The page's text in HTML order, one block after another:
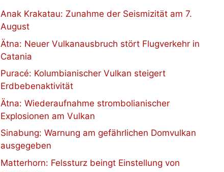
Anak Krakatau: Zunahme der Seismizität am 7.
August
Ätna: Neuer Vulkanausbruch stört Flugverkehr in
Catania
Puracé: Kolumbianischer Vulkan steigert
Erdbebenaktivität
Ätna: Wiederaufnahme strombolianischer
Explosionen am Vulkan
Sinabung: Warnung am gefährlichen Domvulkan
ausgegeben
Matterhorn: Felssturz beingt Einstellung von